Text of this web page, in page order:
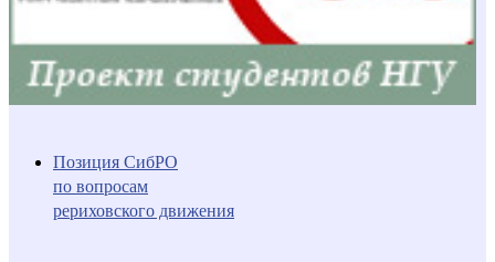
Позиция СибРО
по вопросам
рериховского движения